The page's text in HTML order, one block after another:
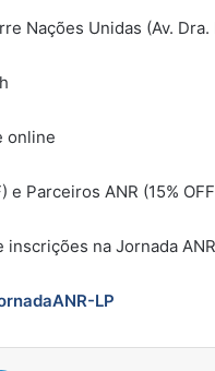
Nações Unidas (Av.
online
e Parceiros ANR (15%
inscrições na Jornada
LP